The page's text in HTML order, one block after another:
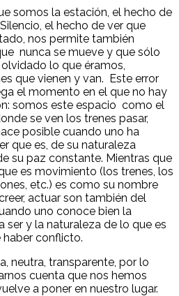
somos la estación, el hecho de
el hecho de ver que
nos permite también
nunca se mueve y que sólo
lo que éramos,
que vienen y van. Este error
el momento en el que no hay
somos este espacio como el
se ven los trenes pasar,
posible cuando uno ha
que es, de su naturaleza
su paz constante. Mientras que
es movimiento (los trenes, los
etc.) es como su nombre
actuar son también del
uno conoce bien la
ser y la naturaleza de lo que es
haber conflicto.
neutra, transparente, por lo
cuenta que nos hemos
a poner en nuestro lugar.